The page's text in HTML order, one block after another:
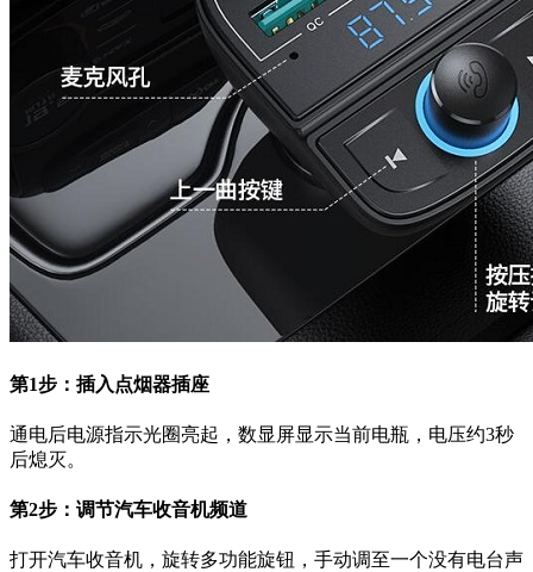
第1步：插入点烟器插座
通电后电源指示光圈亮起，数显屏显示当前电瓶，电压约3秒
后熄灭。
第2步：调节汽车收音机频道
打开汽车收音机，旋转多功能旋钮，手动调至一个没有电台声